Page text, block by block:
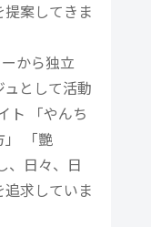
案してきま
から独立
として活動
ト 「やんち
」 「艷
、日々、日
求していま